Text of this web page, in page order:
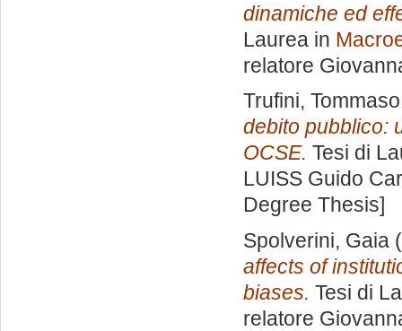
dinamiche ed
Laurea in
relatore
Trufini, Tommaso
debito pubblico:
OCSE. Tesi di
LUISS Guido
Degree Thesis]
Spolverini, Gaia
affects of
biases. Tesi di
relatore